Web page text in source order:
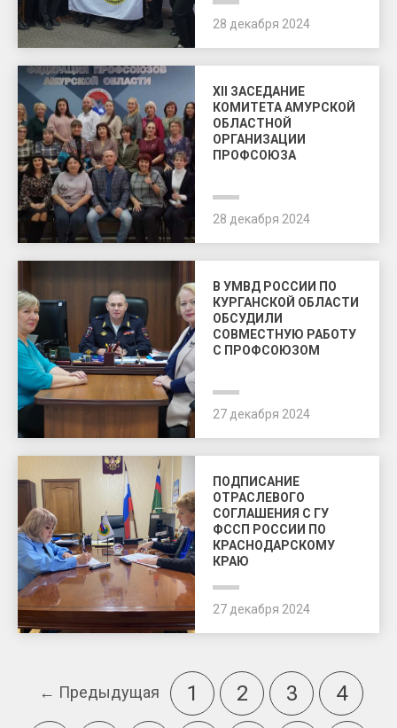
28 декабря 2024
XII ЗАСЕДАНИЕ
КОМИТЕТА АМУРСКОЙ
ОБЛАСТНОЙ
ОРГАНИЗАЦИИ
ПРОФСОЮЗА
28 декабря 2024
В УМВД РОССИИ ПО
КУРГАНСКОЙ ОБЛАСТИ
ОБСУДИЛИ
СОВМЕСТНУЮ РАБОТУ
С ПРОФСОЮЗОМ
27 декабря 2024
ПОДПИСАНИЕ
ОТРАСЛЕВОГО
СОГЛАШЕНИЯ С ГУ
ФССП РОССИИ ПО
КРАСНОДАРСКОМУ
КРАЮ
27 декабря 2024
← Предыдущая 1 2 3
4